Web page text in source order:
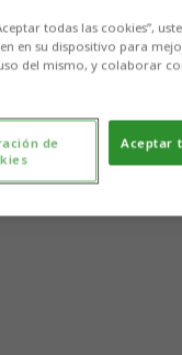
todas las cookies”,
en su dispositivo para
del mismo, y colaborar
Aceptar
de